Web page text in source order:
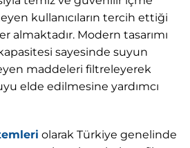
kullanıcıların tercih ettiği
almaktadır. Modern tasarımı
sayesinde suyun
maddeleri filtreleyerek
elde edilmesine yardımcı
olarak Türkiye genelinde